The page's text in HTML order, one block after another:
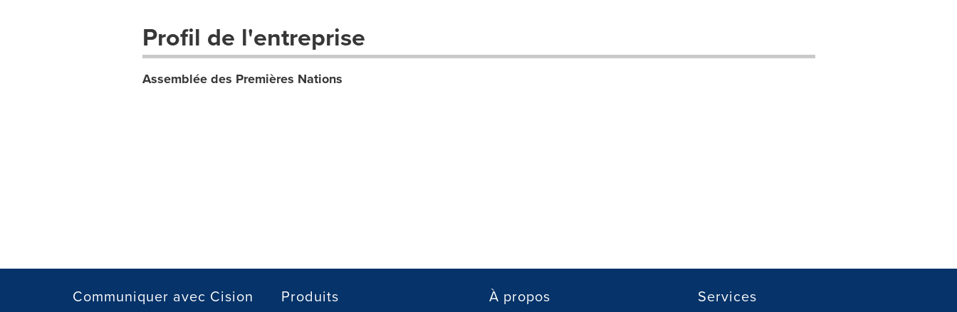
Profil de l'entreprise
Assemblée des Premières Nations
Communiquer avec Cision Produits À propos Services